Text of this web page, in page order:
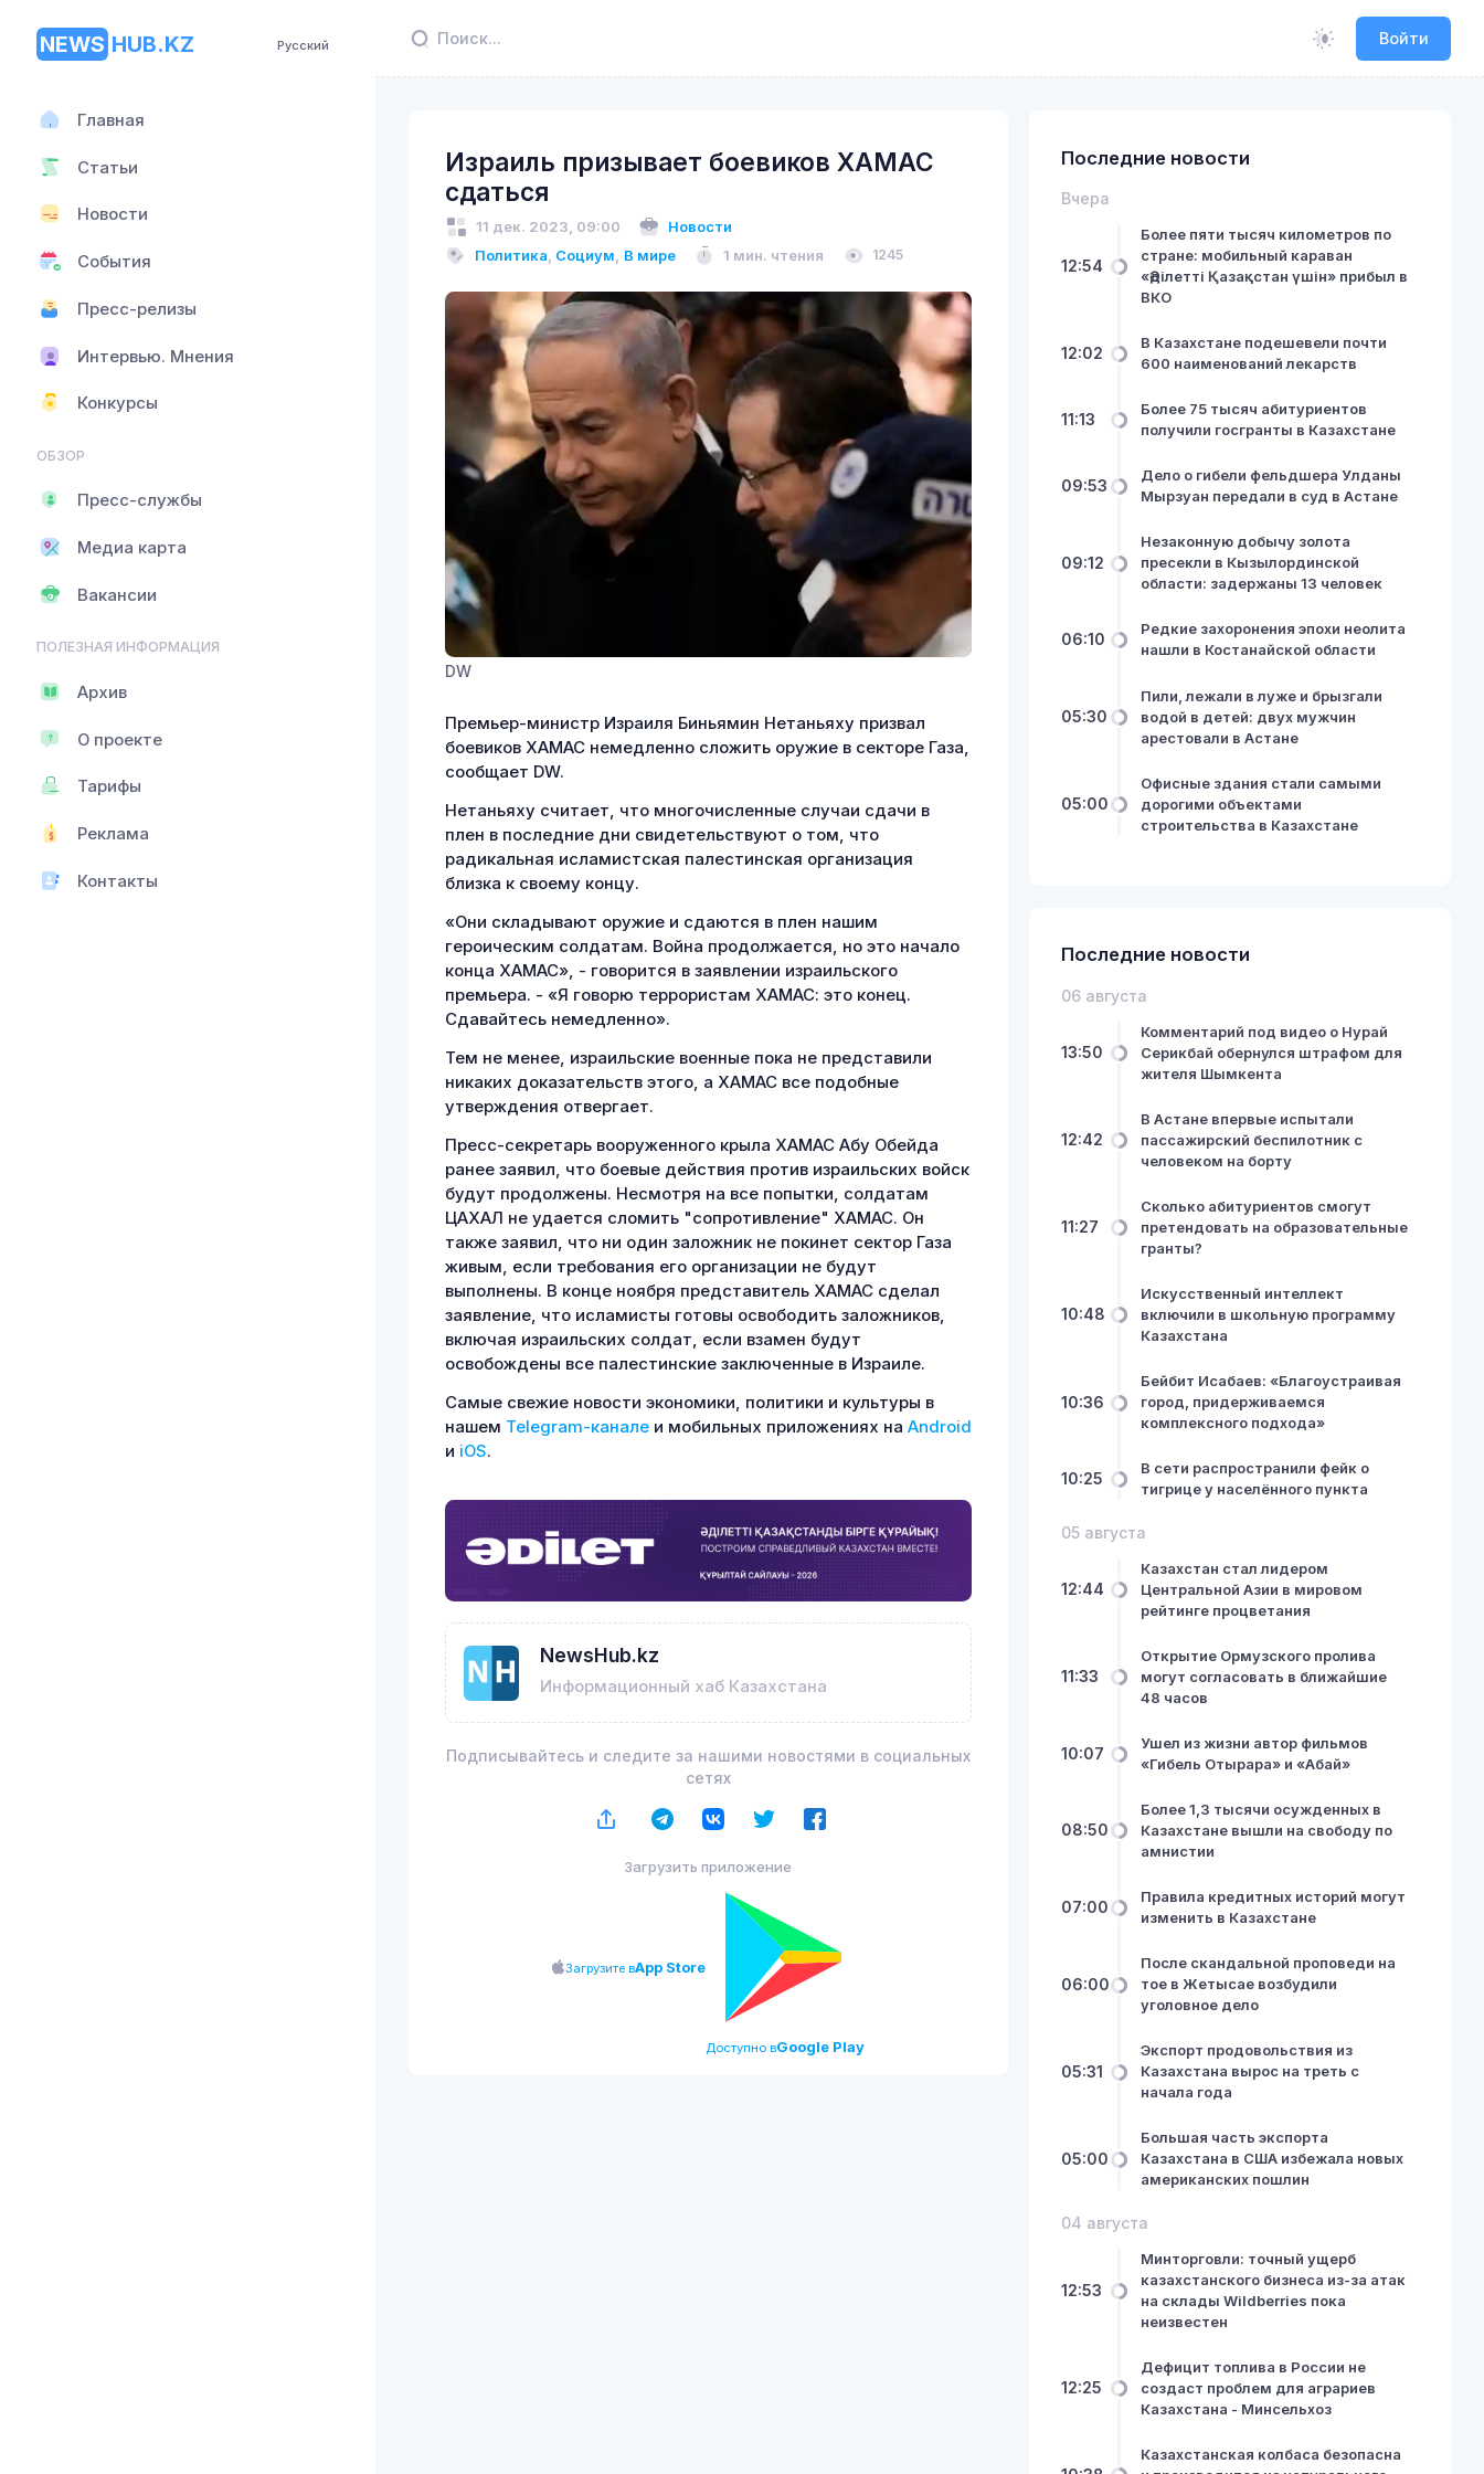
Войти
NEWS HUB.KZ Русский
Главная
Статьи
Новости
События
Пресс-релизы
Интервью. Мнения
Конкурсы
ОБЗОР
Пресс-службы
Медиа карта
Вакансии
ПОЛЕЗНАЯ ИНФОРМАЦИЯ
Архив
О проекте
Тарифы
Реклама
Контакты
Израиль призывает боевиков ХАМАС
сдаться
11 дек. 2023, 09:00
Новости
Политика Социум В мире 1 мин. чтения 1245
DW
Премьер-министр Израиля Биньямин Нетаньяху призвал
боевиков ХАМАС немедленно сложить оружие в секторе Газа,
сообщает DW.
Нетаньяху считает, что многочисленные случаи сдачи в
плен в последние дни свидетельствуют о том, что
радикальная исламистская палестинская организация
близка к своему концу.
«Они складывают оружие и сдаются в плен нашим
героическим солдатам. Война продолжается, но это начало
конца ХАМАС», - говорится в заявлении израильского
премьера. - «Я говорю террористам ХАМАС: это конец.
Сдавайтесь немедленно».
Тем не менее, израильские военные пока не представили
никаких доказательств этого, а ХАМАС все подобные
утверждения отвергает.
Пресс-секретарь вооруженного крыла ХАМАС Абу Обейда
ранее заявил, что боевые действия против израильских войск
будут продолжены. Несмотря на все попытки, солдатам
ЦАХАЛ не удается сломить "сопротивление" ХАМАС. Он
также заявил, что ни один заложник не покинет сектор Газа
живым, если требования его организации не будут
выполнены. В конце ноября представитель ХАМАС сделал
заявление, что исламисты готовы освободить заложников,
включая израильских солдат, если взамен будут
освобождены все палестинские заключенные в Израиле.
Самые свежие новости экономики, политики и культуры в
нашем Telegram-каналеи мобильных приложениях на Android
и iOS.
NewsHub.kz
Информационный хаб Казахстана
Подписывайтесь и следите за нашими новостями в социальных
сетях
Загрузить приложение
Загрузите вApp Store
Доступно вGoogle Play
Последние новости
Вчера
12:54
Более пяти тысяч километров по
стране: мобильный караван
«Әділетті Қазақстан үшін» прибыл в
ВКО
12:02
В Казахстане подешевели почти
600 наименований лекарств
11:13
Более 75 тысяч абитуриентов
получили госгранты в Казахстане
09:53
Дело о гибели фельдшера Улданы
Мырзуан передали в суд в Астане
09:12
Незаконную добычу золота
пресекли в Кызылординской
области: задержаны 13 человек
06:10
Редкие захоронения эпохи неолита
нашли в Костанайской области
05:30
Пили, лежали в луже и брызгали
водой в детей: двух мужчин
арестовали в Астане
05:00
Офисные здания стали самыми
дорогими объектами
строительства в Казахстане
Последние новости
06 августа
13:50
Комментарий под видео о Нурай
Серикбай обернулся штрафом для
жителя Шымкента
12:42
В Астане впервые испытали
пассажирский беспилотник с
человеком на борту
11:27
Сколько абитуриентов смогут
претендовать на образовательные
гранты?
10:48
Искусственный интеллект
включили в школьную программу
Казахстана
10:36
Бейбит Исабаев: «Благоустраивая
город, придерживаемся
комплексного подхода»
10:25
В сети распространили фейк о
тигрице у населённого пункта
05 августа
12:44
Казахстан стал лидером
Центральной Азии в мировом
рейтинге процветания
11:33
Открытие Ормузского пролива
могут согласовать в ближайшие
48 часов
10:07
Ушел из жизни автор фильмов
«Гибель Отырара» и «Абай»
08:50
Более 1,3 тысячи осужденных в
Казахстане вышли на свободу по
амнистии
07:00
Правила кредитных историй могут
изменить в Казахстане
06:00
После скандальной проповеди на
тое в Жетысае возбудили
уголовное дело
05:31
Экспорт продовольствия из
Казахстана вырос на треть с
начала года
05:00
Большая часть экспорта
Казахстана в США избежала новых
американских пошлин
04 августа
12:53
Минторговли: точный ущерб
казахстанского бизнеса из-за атак
на склады Wildberries пока
неизвестен
12:25
Дефицит топлива в России не
создаст проблем для аграриев
Казахстана - Минсельхоз
Казахстанская колбаса безопасна